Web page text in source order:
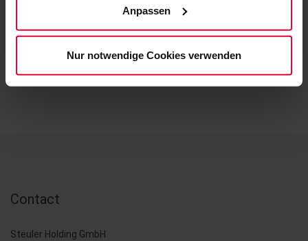
Cookie-Hinweis(Link im Fuß der Website)
bzw. derDatenschutzerklärung.
Anpassen
Nur notwendige Cookies verwenden
BACK
Contact
Steuler Holding GmbH